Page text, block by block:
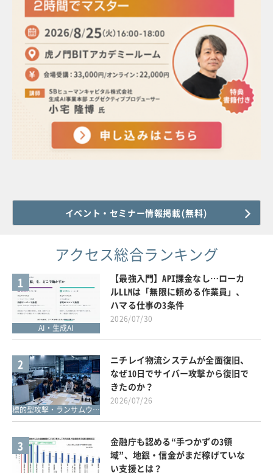
イベント・セミナー情報掲載(無料)
アクセス総合ランキング
1
AI・生成AI
【最強入門】API課金なし…ローカ
ルLLMは「無限に頼める作業員」、
ハマる仕事の3条件
2026/07/30
2
標的型攻撃・ランサムウェア対策
ニチレイ物流システムが全面復旧、
なぜ10日でサイバー攻撃から復旧で
きたのか？
2026/07/26
3
金融庁も認める“手つかずの3領
域”、地銀・信金がまだ稼げていな
い支援とは？